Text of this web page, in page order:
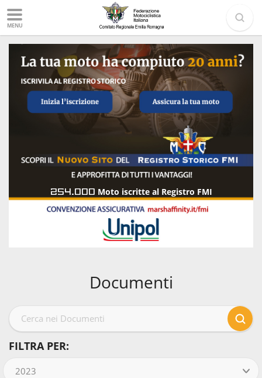
MENU
254.000 Moto iscritte al Registro FMI
Documenti
FILTRA PER:
2023